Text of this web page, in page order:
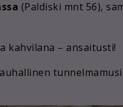
(Paldiski mnt 56),
kahvilana – ansaitusti!